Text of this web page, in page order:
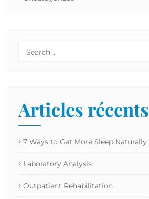
Articles récents
7 Ways to Get More Sleep Naturally
Laboratory Analysis
Outpatient Rehabilitation